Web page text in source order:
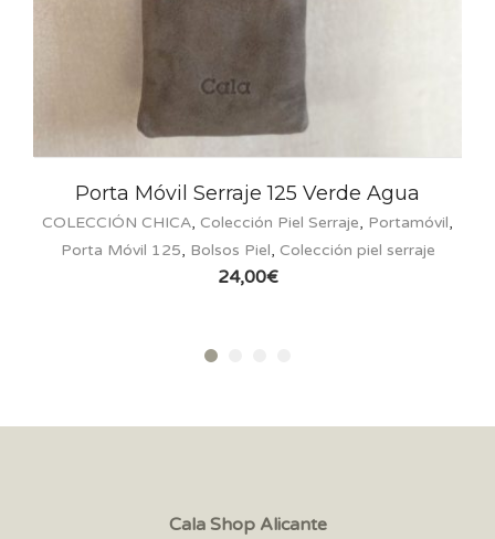
125 Verde Agua
Piel Serraje,Portamóvil,
,Colección piel serraje
Porta Móvil
COLECCIÓN CHICA,
Porta Móvil 125,
Cala Shop Alicante